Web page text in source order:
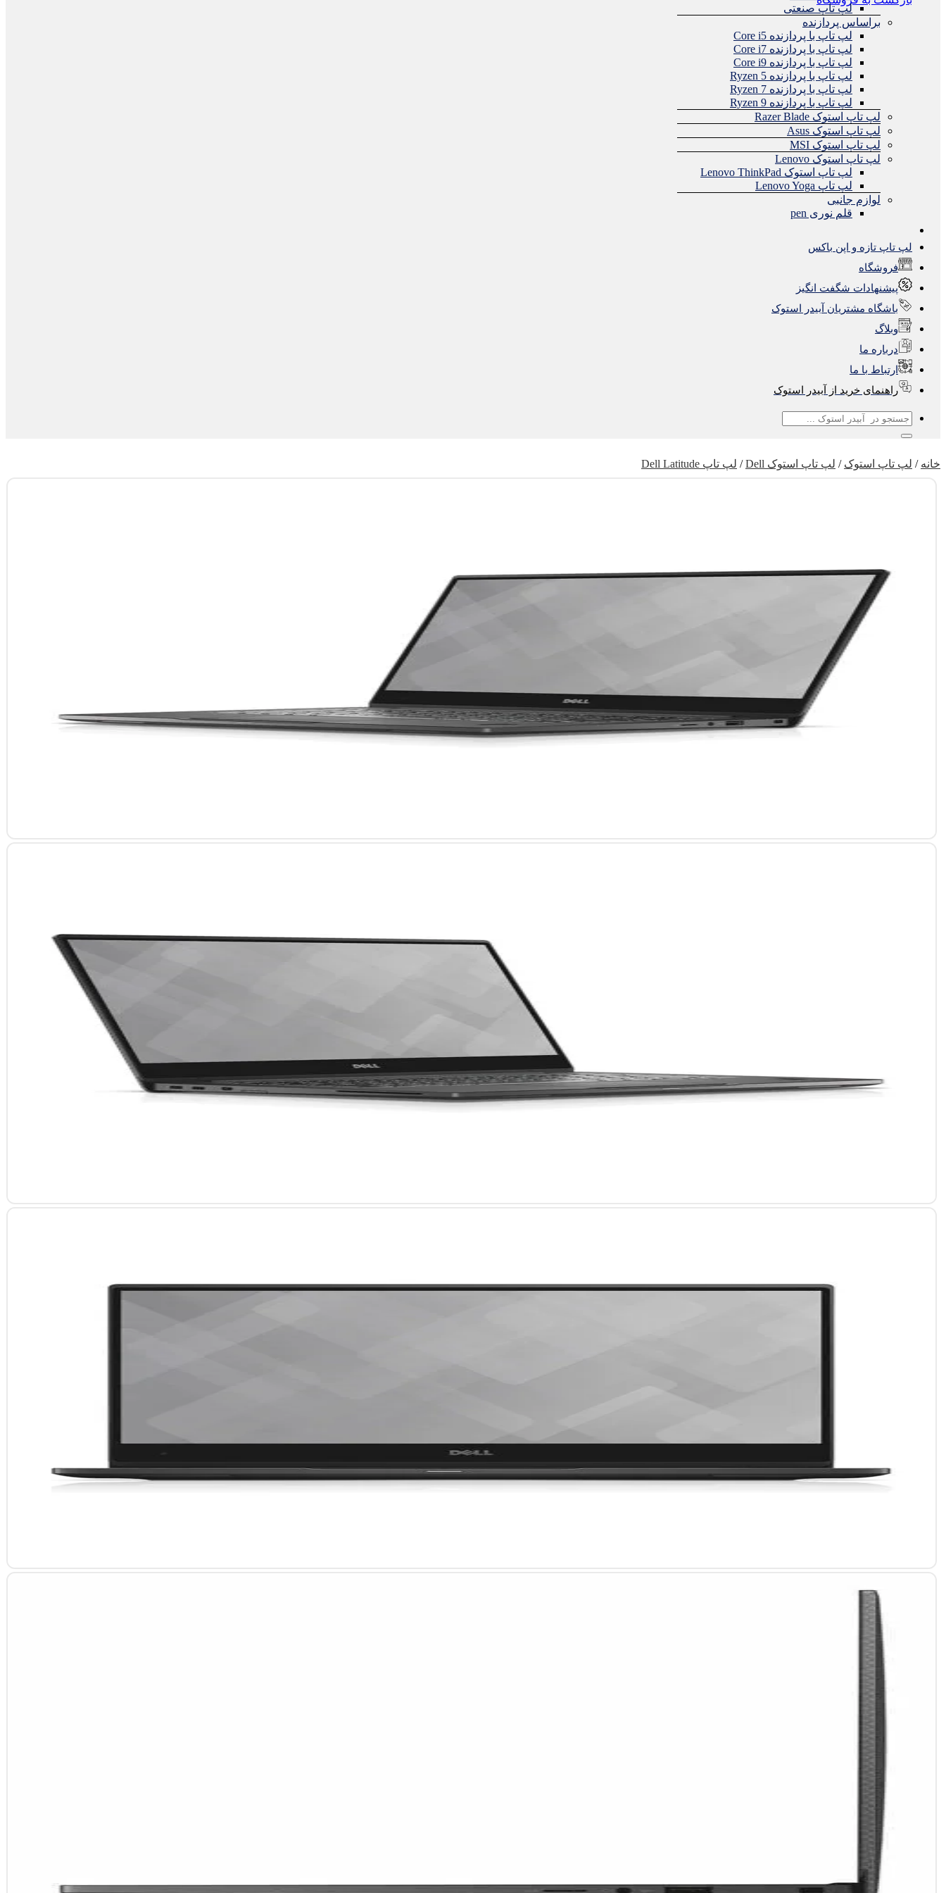
لپ تاپ صنعتی
براساس پردازنده
لپ تاپ با پردازنده Core i5
لپ تاپ با پردازنده Core i7
لپ تاپ با پردازنده Core i9
لپ تاپ با پردازنده Ryzen 5
لپ تاپ با پردازنده Ryzen 7
لپ تاپ با پردازنده Ryzen 9
لپ تاپ استوک Razer Blade
لپ تاپ استوک Asus
لپ تاپ استوک MSI
لپ تاپ استوک Lenovo
لپ تاپ استوک Lenovo ThinkPad
لپ تاپ Lenovo Yoga
لوازم جانبی
قلم نوری pen
لپ تاپ تازه و اپن باکس
فروشگاه
پیشنهادات شگفت انگیز
باشگاه مشتریان آبیدر استوک
وبلاگ
درباره ما
ارتباط با ما
راهنمای خرید از آبیدر استوک
جستجو
خانه / لپ تاپ استوک / لپ تاپ استوک Dell / لپ تاپ Dell Latitude